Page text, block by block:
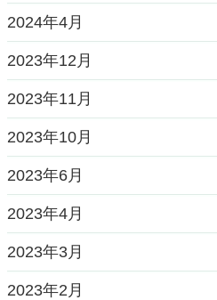
2024年4月
2023年12月
2023年11月
2023年10月
2023年6月
2023年4月
2023年3月
2023年2月